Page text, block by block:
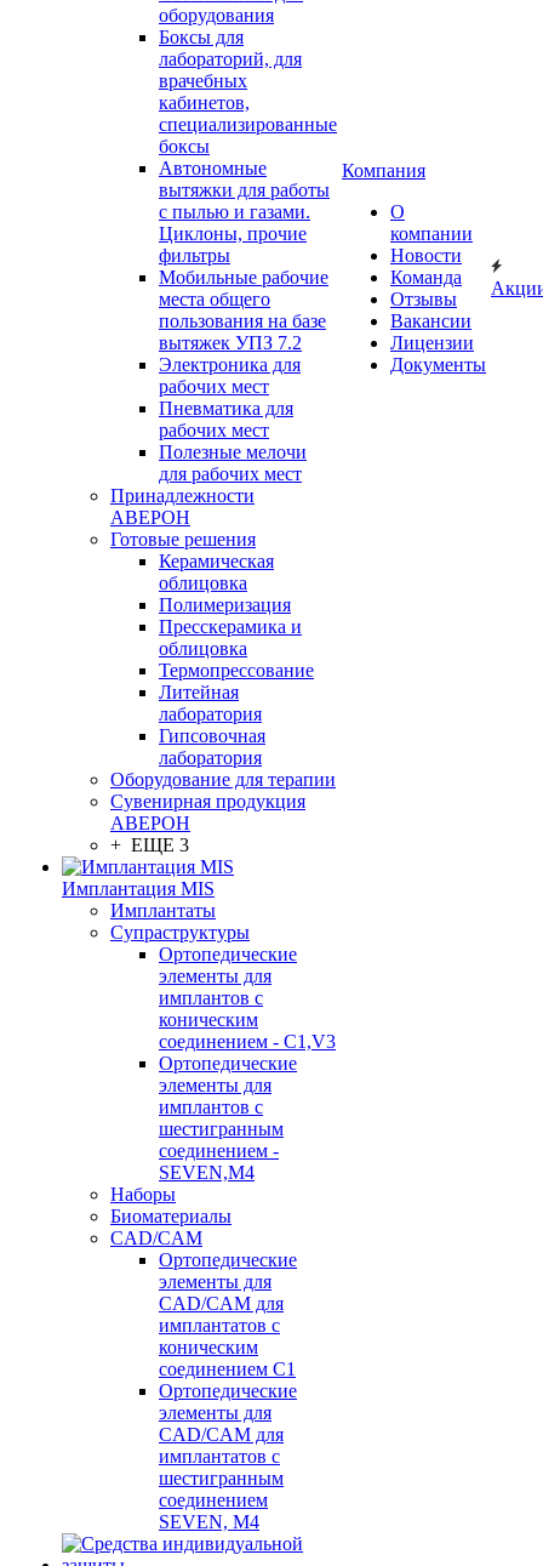
оборудования
Боксы для
лабораторий, для
врачебных
кабинетов,
специализированные
боксы
Автономные
вытяжки для работы
с пылью и газами.
Циклоны, прочие
фильтры
Мобильные рабочие
места общего
пользования на базе
вытяжек УПЗ 7.2
Электроника для
рабочих мест
Пневматика для
рабочих мест
Полезные мелочи
для рабочих мест
Принадлежности
АВЕРОН
Готовые решения
Керамическая
облицовка
Полимеризация
Пресскерамика и
облицовка
Термопрессование
Литейная
лаборатория
Гипсовочная
лаборатория
Оборудование для терапии
Сувенирная продукция
АВЕРОН
+ ЕЩЕ 3
Имплантация MIS
Имплантаты
Супраструктуры
Ортопедические
элементы для
имплантов с
коническим
соединением - C1,V3
Ортопедические
элементы для
имплантов с
шестигранным
соединением -
SEVEN,M4
Наборы
Биоматериалы
CAD/CAM
Ортопедические
элементы для
CAD/CAM для
имплантатов с
коническим
соединением С1
Ортопедические
элементы для
CAD/CAM для
имплантатов с
шестигранным
соединением
SEVEN, М4
Компания
О
компании
Новости
Команда
Отзывы
Вакансии
Лицензии
Документы